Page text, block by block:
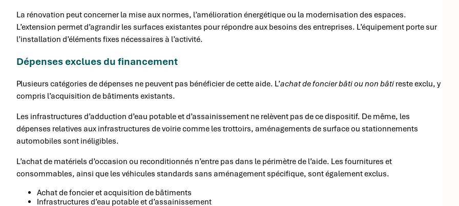
La rénovation peut concerner la mise aux normes, l’amélioration énergétique ou la modernisation des espaces.
L’extension permet d’agrandir les surfaces existantes pour répondre aux besoins des entreprises. L’équipement porte sur
l’installation d’éléments fixes nécessaires à l’activité.
Dépenses exclues du financement
Plusieurs catégories de dépenses ne peuvent pas bénéficier de cette aide. L’achat de foncier bâti ou non bâti reste exclu, y
compris l’acquisition de bâtiments existants.
Les infrastructures d’adduction d’eau potable et d’assainissement ne relèvent pas de ce dispositif. De même, les
dépenses relatives aux infrastructures de voirie comme les trottoirs, aménagements de surface ou stationnements
automobiles sont inéligibles.
L’achat de matériels d’occasion ou reconditionnés n’entre pas dans le périmètre de l’aide. Les fournitures et
consommables, ainsi que les véhicules standards sans aménagement spécifique, sont également exclus.
Achat de foncier et acquisition de bâtiments
Infrastructures d’eau potable et d’assainissement